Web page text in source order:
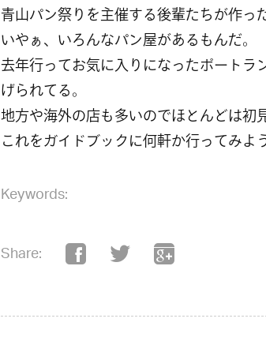
青山パン祭りを主催する後輩たちが作っ
いやぁ、いろんなパン屋があるもんだ。
去年行ってお気に入りになったポートラ
げられてる。
地方や海外の店も多いのでほとんどは初
これをガイドブックに何軒か行ってみよ
Keywords:
Share: